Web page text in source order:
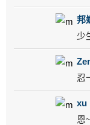
邦
少
忍
xu
恩